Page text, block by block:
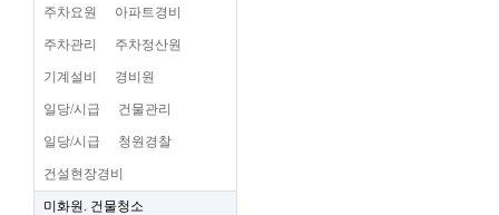
주차요원 아파트경비
주차관리 주차정산원
기계설비 경비원
일당/시급 건물관리
일당/시급 청원경찰
건설현장경비
미화원. 건물청소